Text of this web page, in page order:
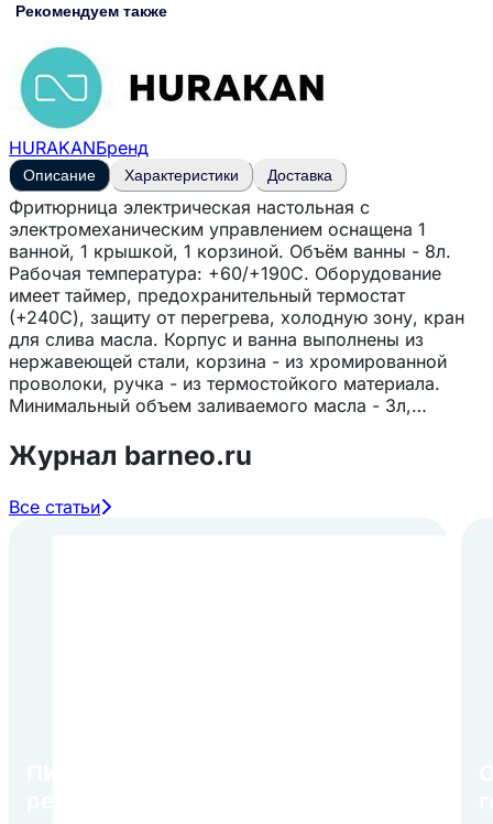
Рекомендуем также
HURAKANБренд
Описание Характеристики Доставка
Фритюрница электрическая настольная с
электромеханическим управлением оснащена 1
ванной, 1 крышкой, 1 корзиной. Объём ванны - 8л.
Рабочая температура: +60/+190С. Оборудование
имеет таймер, предохранительный термостат
(+240С), защиту от перегрева, холодную зону, кран
для слива масла. Корпус и ванна выполнены из
нержавеющей стали, корзина - из хромированной
проволоки, ручка - из термостойкого материала.
Минимальный объем заливаемого масла - 3л,
Журнал barneo.ru
Все статьи